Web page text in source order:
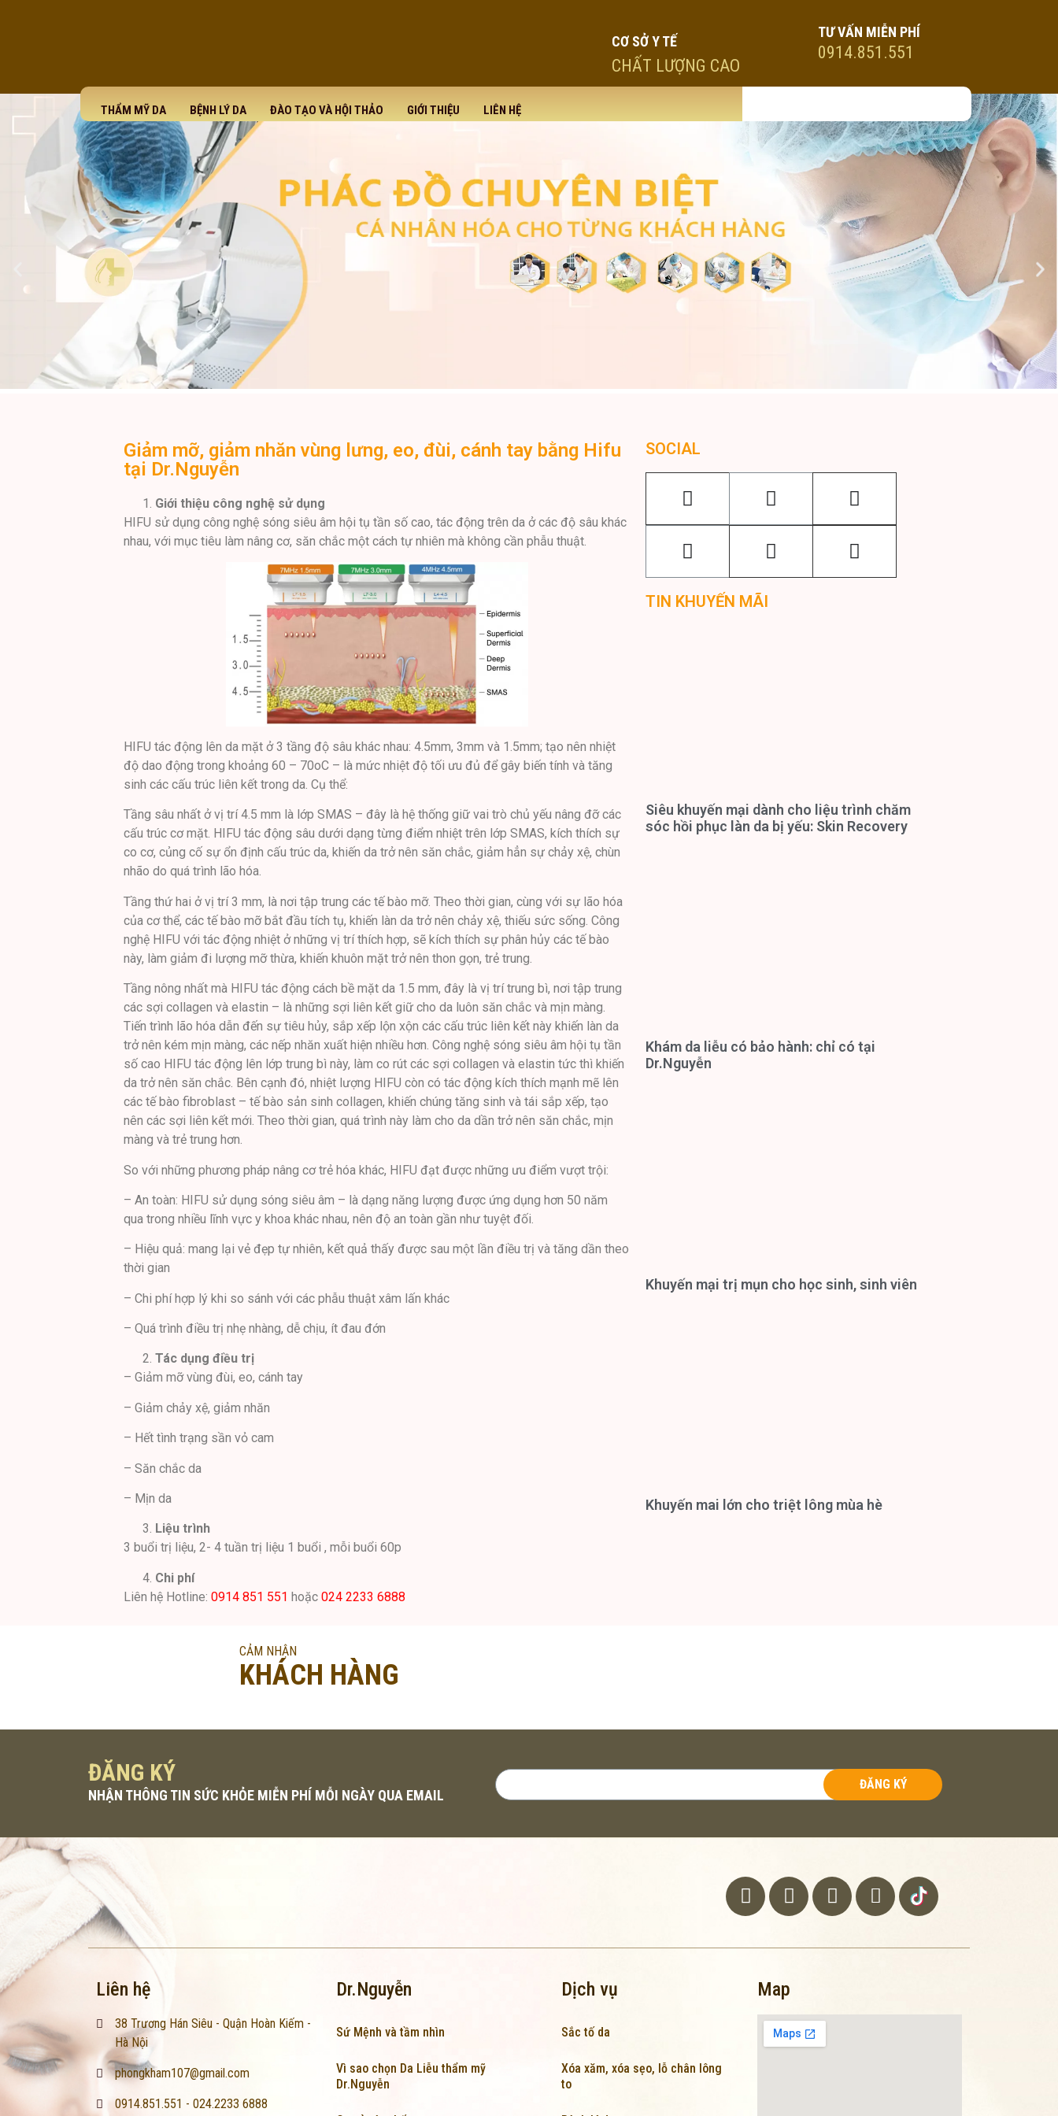
CƠ SỞ Y TẾ
CHẤT LƯỢNG CAO
TƯ VẤN MIỄN PHÍ
0914.851.551
THẨM MỸ DA BỆNH LÝ DA ĐÀO TẠO VÀ HỘI THẢO GIỚI THIỆU LIÊN HỆ
Giảm mỡ, giảm nhăn vùng lưng, eo, đùi, cánh tay bằng Hifu
tại Dr.Nguyễn
Giới thiệu công nghệ sử dụng
HIFU sử dụng công nghệ sóng siêu âm hội tụ tần số cao, tác động trên da ở các độ sâu khác
nhau, với mục tiêu làm nâng cơ, săn chắc một cách tự nhiên mà không cần phẫu thuật.
HIFU tác động lên da mặt ở 3 tầng độ sâu khác nhau: 4.5mm, 3mm và 1.5mm; tạo nên nhiệt
độ dao động trong khoảng 60 – 70oC – là mức nhiệt độ tối ưu đủ để gây biến tính và tăng
sinh các cấu trúc liên kết trong da. Cụ thể:
Tầng sâu nhất ở vị trí 4.5 mm là lớp SMAS – đây là hệ thống giữ vai trò chủ yếu nâng đỡ các
cấu trúc cơ mặt. HIFU tác động sâu dưới dạng từng điểm nhiệt trên lớp SMAS, kích thích sự
co cơ, củng cố sự ổn định cấu trúc da, khiến da trở nên săn chắc, giảm hẳn sự chảy xệ, chùn
nhão do quá trình lão hóa.
Tầng thứ hai ở vị trí 3 mm, là nơi tập trung các tế bào mỡ. Theo thời gian, cùng với sự lão hóa
của cơ thể, các tế bào mỡ bắt đầu tích tụ, khiến làn da trở nên chảy xệ, thiếu sức sống. Công
nghệ HIFU với tác động nhiệt ở những vị trí thích hợp, sẽ kích thích sự phân hủy các tế bào
này, làm giảm đi lượng mỡ thừa, khiến khuôn mặt trở nên thon gọn, trẻ trung.
Tầng nông nhất mà HIFU tác động cách bề mặt da 1.5 mm, đây là vị trí trung bì, nơi tập trung
các sợi collagen và elastin – là những sợi liên kết giữ cho da luôn săn chắc và mịn màng.
Tiến trình lão hóa dẫn đến sự tiêu hủy, sắp xếp lộn xộn các cấu trúc liên kết này khiến làn da
trở nên kém mịn màng, các nếp nhăn xuất hiện nhiều hơn. Công nghệ sóng siêu âm hội tụ tần
số cao HIFU tác động lên lớp trung bì này, làm co rút các sợi collagen và elastin tức thì khiến
da trở nên săn chắc. Bên cạnh đó, nhiệt lượng HIFU còn có tác động kích thích mạnh mẽ lên
các tế bào fibroblast – tế bào sản sinh collagen, khiến chúng tăng sinh và tái sắp xếp, tạo
nên các sợi liên kết mới. Theo thời gian, quá trình này làm cho da dần trở nên săn chắc, mịn
màng và trẻ trung hơn.
So với những phương pháp nâng cơ trẻ hóa khác, HIFU đạt được những ưu điểm vượt trội:
– An toàn: HIFU sử dụng sóng siêu âm – là dạng năng lượng được ứng dụng hơn 50 năm
qua trong nhiều lĩnh vực y khoa khác nhau, nên độ an toàn gần như tuyệt đối.
– Hiệu quả: mang lại vẻ đẹp tự nhiên, kết quả thấy được sau một lần điều trị và tăng dần theo
thời gian
– Chi phí hợp lý khi so sánh với các phẫu thuật xâm lấn khác
– Quá trình điều trị nhẹ nhàng, dễ chịu, ít đau đớn
Tác dụng điều trị
– Giảm mỡ vùng đùi, eo, cánh tay
– Giảm chảy xệ, giảm nhăn
– Hết tình trạng sần vỏ cam
– Săn chắc da
– Mịn da
Liệu trình
3 buổi trị liệu, 2- 4 tuần trị liệu 1 buổi , mỗi buổi 60p
Chi phí
Liên hệ Hotline: 0914 851 551 hoặc 024 2233 6888
SOCIAL
TIN KHUYẾN MÃI
Siêu khuyến mại dành cho liệu trình chăm
sóc hồi phục làn da bị yếu: Skin Recovery
Khám da liễu có bảo hành: chỉ có tại
Dr.Nguyễn
Khuyến mại trị mụn cho học sinh, sinh viên
Khuyến mai lớn cho triệt lông mùa hè
CẢM NHẬN
KHÁCH HÀNG
ĐĂNG KÝ
NHẬN THÔNG TIN SỨC KHỎE MIỄN PHÍ MỖI NGÀY QUA EMAIL
ĐĂNG KÝ
Liên hệ
38 Trương Hán Siêu - Quận Hoàn Kiếm -
Hà Nội
phongkham107@gmail.com
0914.851.551 - 024.2233 6888
Dr.Nguyễn
Sứ Mệnh và tầm nhìn
Vì sao chọn Da Liễu thẩm mỹ
Dr.Nguyễn
Dịch vụ
Sắc tố da
Xóa xăm, xóa sẹo, lỗ chân lông
to
Map